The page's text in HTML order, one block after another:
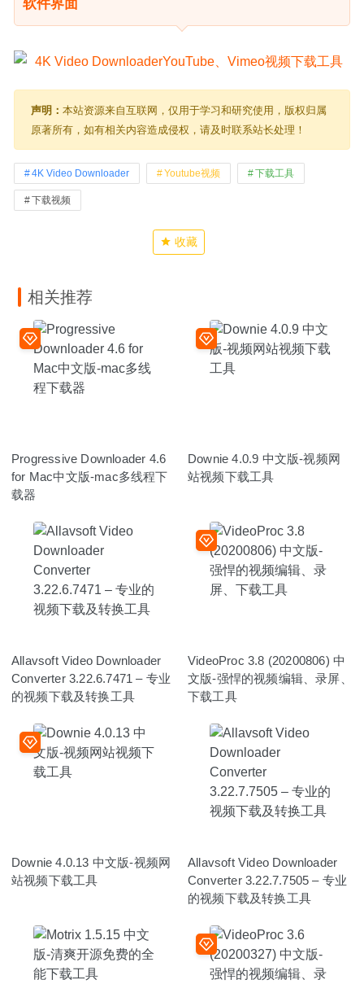
软件界面
声明： 本站资源来自互联网，仅用于学习和研究使用，版权归属
原著所有，如有相关内容造成侵权，请及时联系站长处理！
4K Video Downloader Youtube视频 下载工具
下载视频
收藏
相关推荐
Progressive Downloader 4.6
for Mac中文版-mac多线程下
载器
Downie 4.0.9 中文版-视频网
站视频下载工具
Allavsoft Video Downloader
Converter 3.22.6.7471 – 专业
的视频下载及转换工具
VideoProc 3.8 (20200806) 中
文版-强悍的视频编辑、录屏、
下载工具
Downie 4.0.13 中文版-视频网
站视频下载工具
Allavsoft Video Downloader
Converter 3.22.7.7505 – 专业
的视频下载及转换工具